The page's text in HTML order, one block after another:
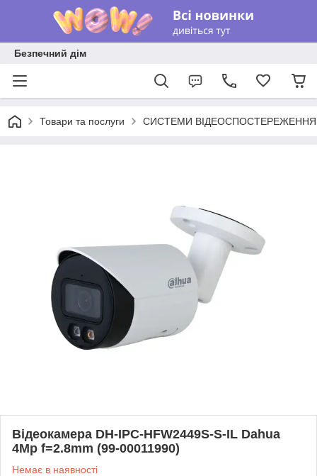
Безпечний дім
Товари та послуги СИСТЕМИ ВІДЕОСПОСТЕРЕЖЕННЯ
Відеокамера DH-IPC-HFW2449S-S-IL Dahua
4Mp f=2.8mm (99-00011990)
Немає в наявності